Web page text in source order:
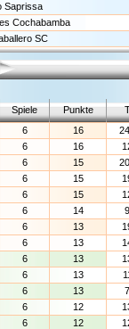
Saprissa
Cochabamba
SC
Spiele Punkte
6 16
6 16
6 15
6 15
6 15
6 14
6 13
6 13
6 13
6 13
6 13
6 12
6 12